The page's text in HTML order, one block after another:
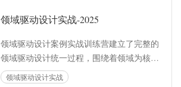
领域驱动设计实战-2025
领域驱动设计案例实战训练营建立了完整的
领域驱动设计统一过程，围绕着领域为核心
驱动力，引入需求分析、架构设计与领域建
领域驱动设计实战